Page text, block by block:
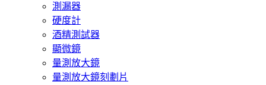
測漏器
硬度計
酒精測試器
顯微鏡
量測放大鏡
量測放大鏡刻劃片